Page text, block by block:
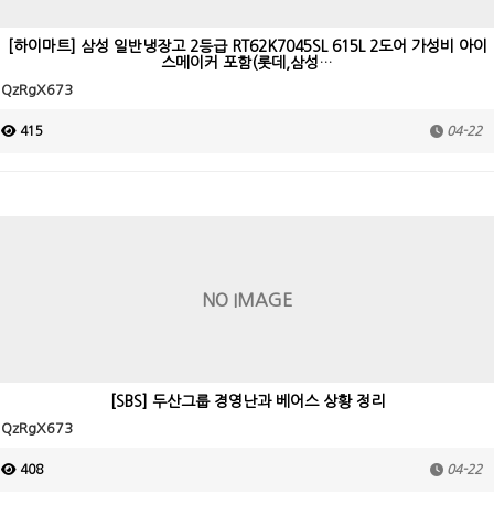
[하이마트] 삼성 일반냉장고 2등급 RT62K7045SL 615L 2도어 가성비 아이
스메이커 포함(롯데,삼성…
QzRgX673
415 04-22
NO IMAGE
[SBS] 두산그룹 경영난과 베어스 상황 정리
QzRgX673
408 04-22